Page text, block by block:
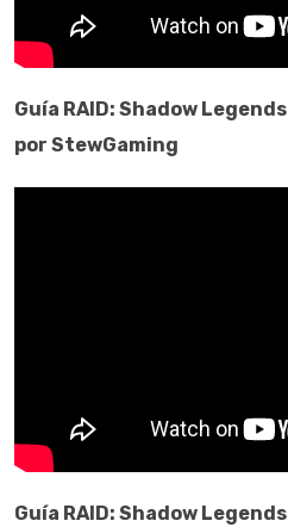
Guía RAID: Shadow Legends
por StewGaming
Guía RAID: Shadow Legends